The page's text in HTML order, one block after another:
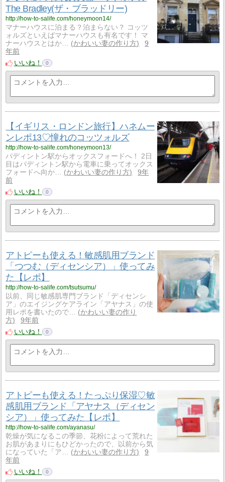
The Bradley(ザ・ブラッドリー)
http://how-to-salife.com/honeymoon14/
マナーハウスに泊まる？泊まらない？ コッツ
ォルズといえばマナーハウスも有名です！ マ
ナーハウスとはか…
かわいい妻の作り方
9
年前
いいね！
0
【イギリス・ロンドン旅行】ハネムー
ンレポ13♡憧れのコッツォルズ
http://how-to-salife.com/honeymoon13/
パディントン駅からオックスフォードへ！ 2日
目はパディントン駅から電車に乗ってオックス
フォードへ向か…
かわいい妻の作り方
9年
前
いいね！
0
アトピーも使える！敏感肌用ブランド
「つつむ（ディセンシア）」使ってみ
た【レポ】
http://how-to-salife.com/tsutsumu/
以前、同じ敏感肌専門ブランド「ディセンシ
ア」のエイジングケアライン「アヤナス」の使
用レポを書いたので…
かわいい妻の作り
方
9年前
いいね！
0
アトピーも使える！たっぷり保湿♡敏
感肌用ブランド「アヤナス（ディセン
シア）」使ってみた【レポ】
http://how-to-salife.com/ayanasu/
乾燥が気になるこの季節、花粉によって荒れた
お肌があまりにもひどかったので、以前から気
になっていた「ア…
かわいい妻の作り方
9
年前
いいね！
0